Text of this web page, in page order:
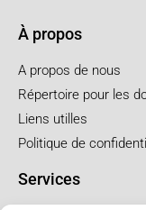
À propos
A propos de nous
Répertoire pour les
Liens utilles
Politique de
Services